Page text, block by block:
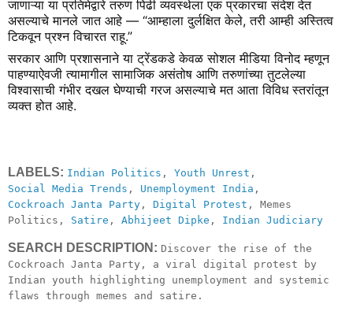
जाणाऱ्या या प्रतिमेद्वारे तरुण पिढी व्यवस्थेला एक प्रकारचा संदेश देत
असल्याचे मानले जात आहे — “आम्हाला दुर्लक्षित केले, तरी आम्ही अस्तित्व
टिकवून प्रश्न विचारत राहू.”
सरकार आणि प्रशासनाने या ट्रेंडकडे केवळ सोशल मीडिया विनोद म्हणून
पाहण्याऐवजी त्यामागील सामाजिक असंतोष आणि तरुणांच्या तुटलेल्या
विश्वासाची गंभीर दखल घेण्याची गरज असल्याचे मत आता विविध स्तरांतून
व्यक्त होत आहे.
LABELS: Indian Politics , Youth Unrest ,
Social Media Trends , Unemployment India ,
Cockroach Janta Party , Digital Protest , Memes
Politics, Satire , Abhijeet Dipke , Indian Judiciary
SEARCH DESCRIPTION: Discover the rise of the
Cockroach Janta Party, a viral digital protest by
Indian youth highlighting unemployment and systemic
flaws through memes and satire.